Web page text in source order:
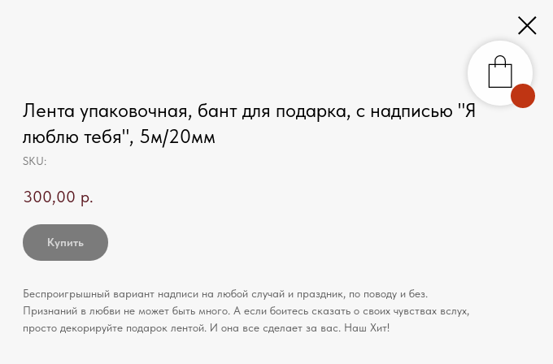
Лента упаковочная, бант для подарка, с надписью "Я
люблю тебя", 5м/20мм
SKU:
300,00 р.
Купить
Беспроигрышный вариант надписи на любой случай и праздник, по поводу и без.
Признаний в любви не может быть много. А если боитесь сказать о своих чувствах вслух,
просто декорируйте подарок лентой. И она все сделает за вас. Наш Хит!